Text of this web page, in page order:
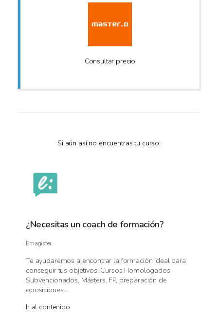
Consultar precio
Si aún así no encuentras tu curso:
¿Necesitas un coach de formación?
Emagister
Te ayudaremos a encontrar la formación ideal para
conseguir tus objetivos. Cursos Homologados,
Subvencionados, Másters, FP, preparación de
oposiciones...
Ir al contenido